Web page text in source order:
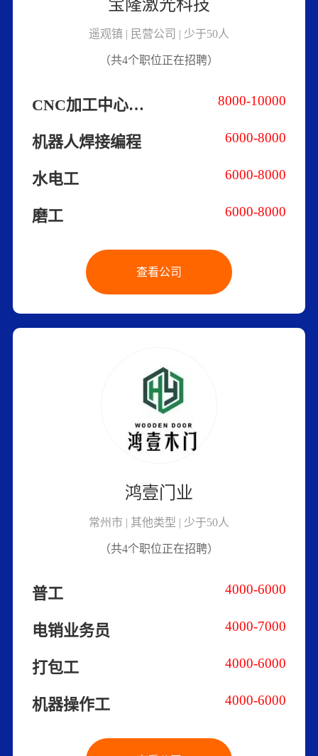
宝隆激光科技
遥观镇 | 民营公司 | 少于50人
（共4个职位正在招聘）
8000-10000
CNC加工中心操作工
6000-8000
机器人焊接编程
6000-8000
水电工
6000-8000
磨工
查看公司
鸿壹门业
常州市 | 其他类型 | 少于50人
（共4个职位正在招聘）
4000-6000
普工
4000-7000
电销业务员
4000-6000
打包工
4000-6000
机器操作工